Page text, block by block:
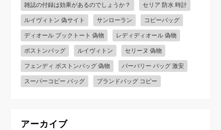
雑誌の付録は効果があるのでしょうか？ セリア 防水 時計
ルイヴィトン 偽サイト サンローラン コピーバッグ
ディオール ブックトート 偽物 レディディオール 偽物
ボストンバッグ ルイヴィトン セリーヌ 偽物
フェンディ ボストンバッグ 偽物 バーバリー バッグ 激安
スーパーコピー バッグ ブランドバッグ コピー
アーカイブ